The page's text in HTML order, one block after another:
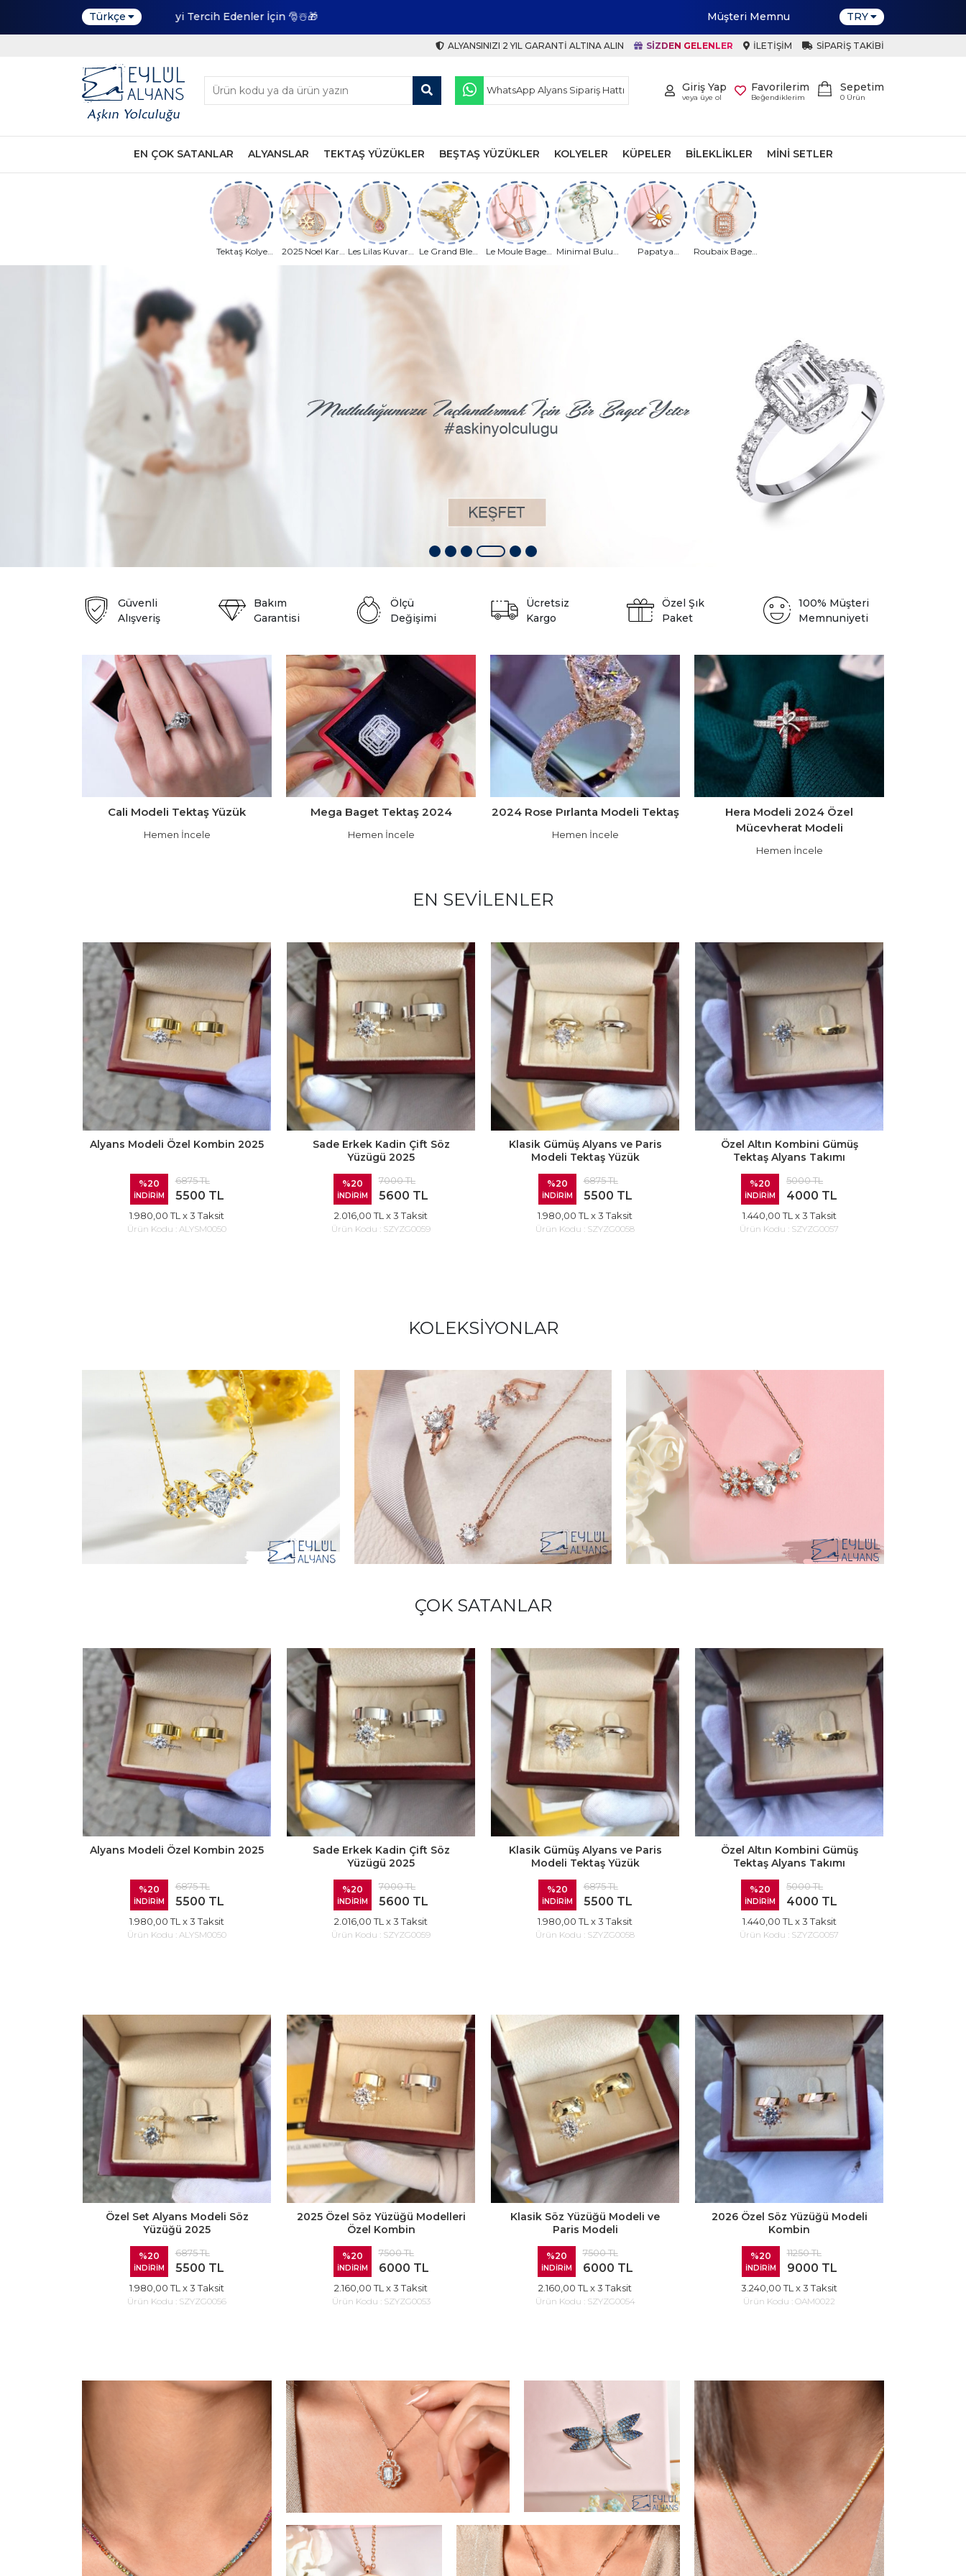
Türkçe TRY
ALYANSINIZI 2 YIL GARANTI ALTINA ALIN SIZDEN GELENLER İLETIŞIM SIPARIŞ TAKIBI
Sepetim
0 Ürün
Favorilerim
Beğendiklerim
Giriş Yap
veya üye ol
WhatsApp Alyans Sipariş Hattı
EN ÇOK SATANLAR ALYANSLAR TEKTAŞ YÜZÜKLER BEŞTAŞ YÜZÜKLER KOLYELER KÜPELER BILEKLIKLER MINI SETLER
Tektaş Kolye
2025 Noel Kar
Tanesi Kolyesi
Les Lilas Kuvars
Kolye Modeli
Le Grand Bleu
Le Moule Baget
Minimal Bulut
Papatya
Roubaix Baget
Güvenli
Alışveriş
Bakım
Garantisi
Ölçü
Değişimi
Ücretsiz
Kargo
Özel Şık
Paket
100% Müşteri
Memnuniyeti
Cali Modeli Tektaş Yüzük
Hemen İncele
Mega Baget Tektaş 2024
Hemen İncele
2024 Rose Pırlanta Modeli Tektaş
Hemen İncele
Hera Modeli 2024 Özel
Mücevherat Modeli
Hemen İncele
EN SEVILENLER
Alyans Modeli Özel Kombin 2025
%20
İNDİRİM
6875 TL
5500 TL
1.980,00 TLx 3 Taksit
Ürün Kodu : ALYSM0050
Sade Erkek Kadin Çift Söz
Yüzügü 2025
%20
İNDİRİM
7000 TL
5600 TL
2.016,00 TLx 3 Taksit
Ürün Kodu : SZYZG0059
Klasik Gümüş Alyans ve Paris
Modeli Tektaş Yüzük
%20
İNDİRİM
6875 TL
5500 TL
1.980,00 TLx 3 Taksit
Ürün Kodu : SZYZG0058
Özel Altın Kombini Gümüş
Tektaş Alyans Takımı
%20
İNDİRİM
5000 TL
4000 TL
1.440,00 TLx 3 Taksit
Ürün Kodu : SZYZG0057
KOLEKSIYONLAR
ÇOK SATANLAR
Alyans Modeli Özel Kombin 2025
%20
İNDİRİM
6875 TL
5500 TL
1.980,00 TL x 3 Taksit
Ürün Kodu : ALYSM0050
Sade Erkek Kadin Çift Söz
Yüzügü 2025
%20
İNDİRİM
7000 TL
5600 TL
2.016,00 TL x 3 Taksit
Ürün Kodu : SZYZG0059
Klasik Gümüş Alyans ve Paris
Modeli Tektaş Yüzük
%20
İNDİRİM
6875 TL
5500 TL
1.980,00 TL x 3 Taksit
Ürün Kodu : SZYZG0058
Özel Altın Kombini Gümüş
Tektaş Alyans Takımı
%20
İNDİRİM
5000 TL
4000 TL
1.440,00 TL x 3 Taksit
Ürün Kodu : SZYZG0057
Özel Set Alyans Modeli Söz
Yüzüğü 2025
%20
İNDİRİM
6875 TL
5500 TL
1.980,00 TL x 3 Taksit
Ürün Kodu : SZYZG0056
2025 Özel Söz Yüzüğü Modelleri
Özel Kombin
%20
İNDİRİM
7500 TL
6000 TL
2.160,00 TL x 3 Taksit
Ürün Kodu : SZYZG0053
Klasik Söz Yüzüğü Modeli ve
Paris Modeli
%20
İNDİRİM
7500 TL
6000 TL
2.160,00 TL x 3 Taksit
Ürün Kodu : SZYZG0054
2026 Özel Söz Yüzüğü Modeli
Kombin
%20
İNDİRİM
11250 TL
9000 TL
3.240,00 TL x 3 Taksit
Ürün Kodu : OAM0022